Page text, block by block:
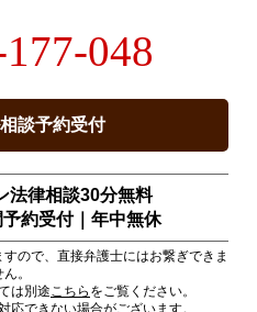
048
談予約受付
法律相談30分無料
約受付｜ 年中無休
ので、直接弁護士にはお繋ぎできま
。
は別途こちら をご覧ください。
できない場合がございます。